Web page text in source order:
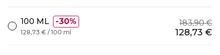
100 ML 30% 183,90 €
128,73 €
128,73 € / 100 ml